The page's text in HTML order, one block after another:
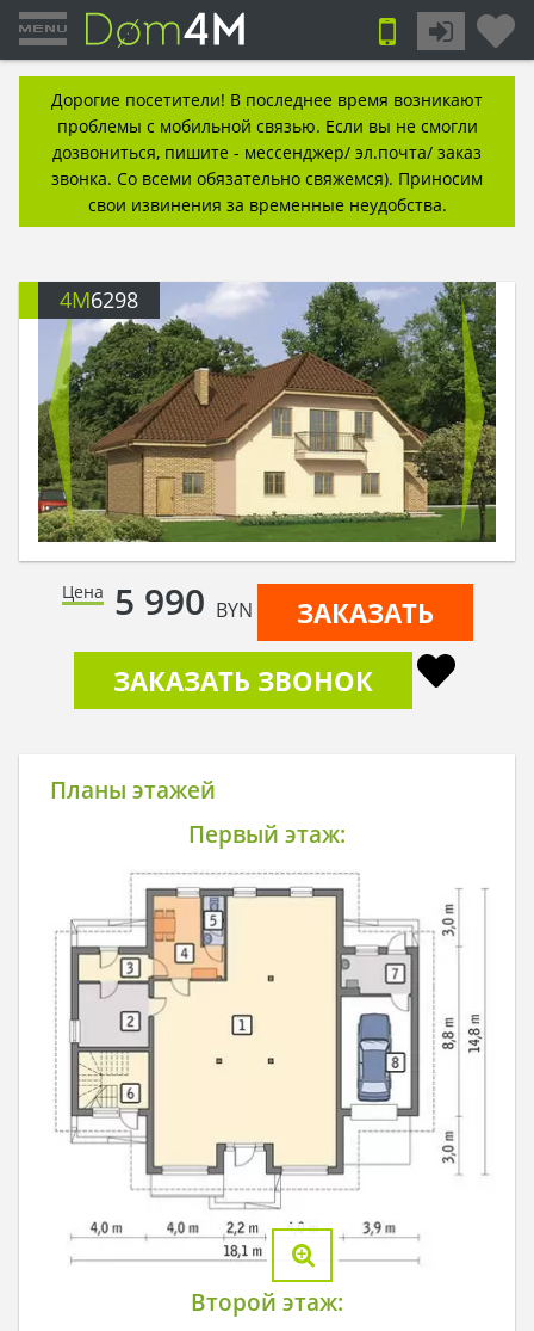
Дорогие посетители! В последнее время возникают
проблемы с мобильной связью. Если вы не смогли
дозвониться, пишите - мессенджер/ эл.почта/ заказ
звонка. Со всеми обязательно свяжемся). Приносим
свои извинения за временные неудобства.
4M6298
Цена 5 990 BYN
ЗАКАЗАТЬ
ЗАКАЗАТЬ ЗВОНОК
Планы этажей
Первый этаж:
Второй этаж: